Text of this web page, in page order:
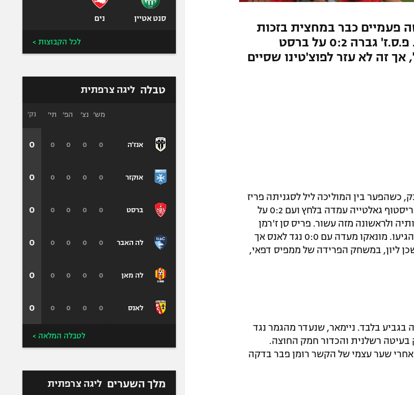
פעמיים כבר במחצית בזכות
ג'ונתן דייויד ובוראק יילמאז וניצחה 1:2. פ.ס.ז' גברה 0:2 על ברסט
זה לא עזר לפוצ'טינו שסיים
כשהפער בין המוליכה ליל לסגניתה פריז
סן ז'רמן צומצם לנקודה. בסופו של דבר הקבוצה של כריסטוף גאלטייה עמדה בלחץ ועם 0:2 על
ולראשונה מזה עשור. פריס סן ז'רמן
ניצחה 0:2 את ברסט אך הבשורות מהמגרש השני לא הגיעו. מונאקו מעדה עם 0:0 נגד לאנס אך
ליון, במשחק הפרידה של ממפיס דפאי,
בגביע בלבד. ניימאר, שנעדר מהגמר נגד
אך החמיץ פנדל בדקה ה-19 כשסיפק בעיטה רשלנית והכדור חמק החוצה.
שער עצמי של הקשר רומן פבר בדקה
סנט אטיין נים
לכל הקבוצות >
טבלה ליגה צרפתית
אנז'ה
אוקזר
ברסט
לה האבר
לה מאן
לאנס
מש׳ נצ׳ הפ׳ תי׳
0
0
0
0
0
0
0
0
0
0
0
0
0
0
0
0
0
0
0
0
0
0
0
0
נק׳
0
0
0
0
0
0
לטבלה המלאה >
מלך השערים ליגה צרפתית